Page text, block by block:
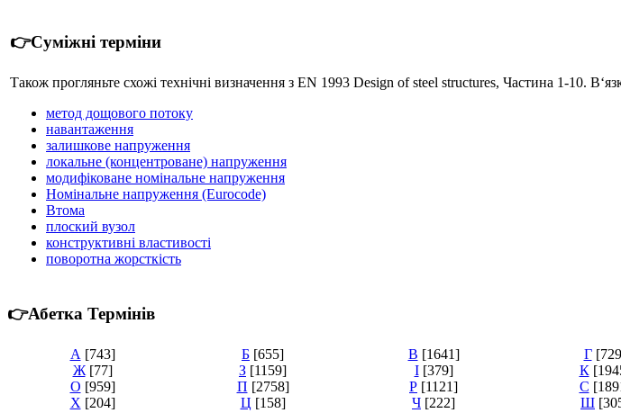
👉Суміжні терміни
Також прогляньте схожі технічні визначення з EN 1993 Design of steel structures, Частина 1-10.
метод дощового потоку
навантаження
залишкове напруження
локальне (концентроване) напруження
модифіковане номінальне напруження
Номінальне напруження (Eurocode)
Втома
плоский вузол
конструктивні властивості
поворотна жорсткість
👉Абетка Термінів
А [743] Б [655] В [1641] Г
Ж [77] З [1159] І [379] К
О [959] П [2758] Р [1121] С
Х [204] Ц [158] Ч [222] Ш